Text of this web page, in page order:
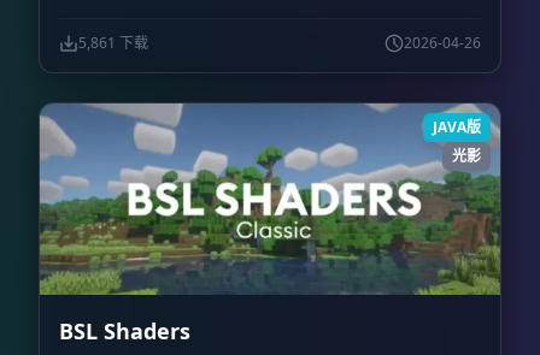
5,861 下载 2026-04-26
JAVA版
光影
BSL Shaders